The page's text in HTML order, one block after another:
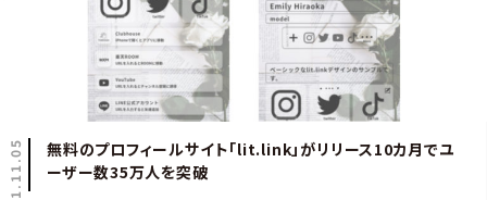
無料のプロフィールサイト「lit.link」がリリース10カ月でユ
ーザー数35万人を突破